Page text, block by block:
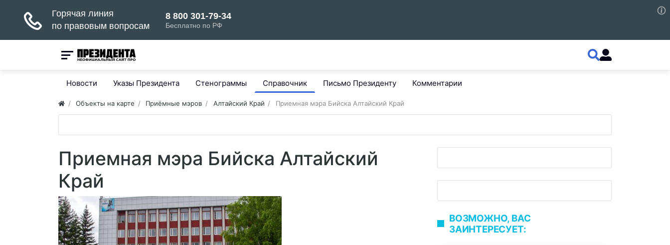
Новости Указы Президента Стенограммы Справочник Письмо Президенту Комментарии
Объекты на карте Приёмные мэров Алтайский Край Приемная мэра Бийска Алтайский Край
Приемная мэра Бийска Алтайский
Край
ВОЗМОЖНО, ВАС
ЗАИНТЕРЕСУЕТ: